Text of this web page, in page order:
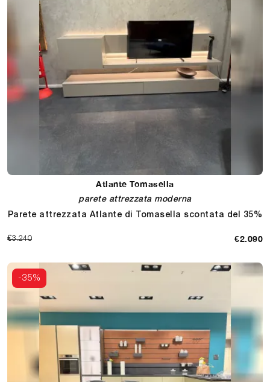
Atlante Tomasella
parete attrezzata moderna
Parete attrezzata Atlante di Tomasella scontata del 35%
€3.240 €2.090
-35%